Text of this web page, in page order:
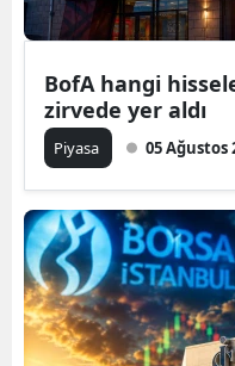
BofA hangi
zirvede yer aldı
Piyasa 05 Ağustos